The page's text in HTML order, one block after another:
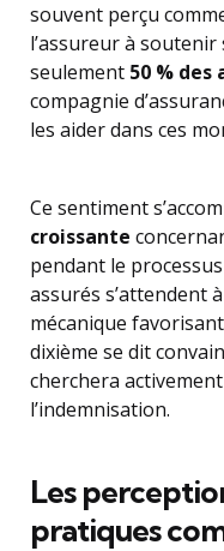
souvent perçu
l’assureur à
seulement 50 % des
compagnie
les aider dans ces
Ce sentiment
croissante
pendant le
assurés s’attendent
mécanique
dixième se dit
cherchera
l’indemnisation.
Les
pratiques